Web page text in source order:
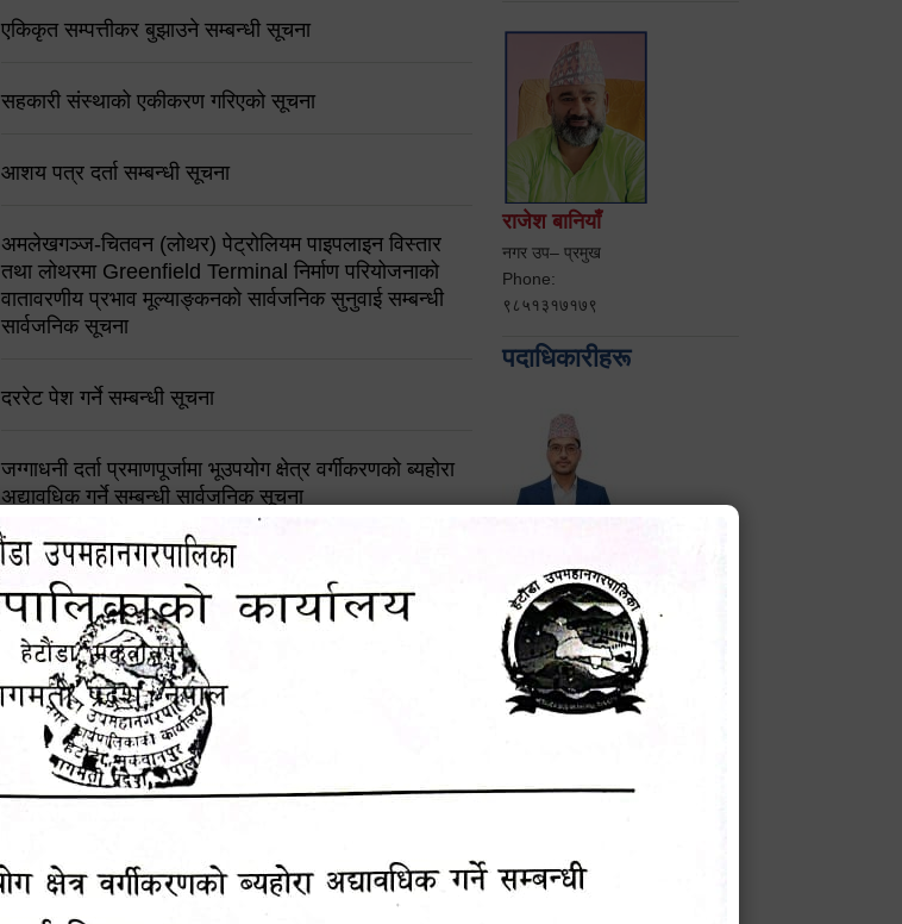
एकिकृत सम्पत्तीकर बुझाउने सम्बन्धी सूचना
सहकारी संस्थाको एकीकरण गरिएको सूचना
आशय पत्र दर्ता सम्बन्धी सूचना
अमलेखगञ्ज-चितवन (लोथर) पेट्रोलियम पाइपलाइन विस्तार
तथा लोथरमा Greenfield Terminal निर्माण परियोजनाको
वातावरणीय प्रभाव मूल्याङ्कनको सार्वजनिक सुनुवाई सम्बन्धी
सार्वजनिक सूचना
दररेट पेश गर्ने सम्बन्धी सूचना
जग्गाधनी दर्ता प्रमाणपूर्जामा भूउपयोग क्षेत्र वर्गीकरणको ब्यहोरा
अद्यावधिक गर्ने सम्बन्धी सार्वजनिक सूचना
आशय पत्र दर्ता सम्बन्धी सूचना
शिक्षक सरुवा सहमतिका लागि दरखास्त आव्हान सम्बन्धी सूचना !
हेटौंडा उपमहानगरपालिकाको सूची दर्ता सम्बन्धी सूचना
चुरियामाई सुरुङको संरक्षण तथा व्यवस्थापनको जिम्मेवारी
पोषाक र परिचयपत्र अनिवार्य लगाउने सम्बन्धमा ।
राजेश बानियाँ
नगर उप– प्रमुख
Phone:
९८५१३१७१७९
पदाधिकारीहरू
प्रमुख प्रशासकीय अधिकृत
Phone: 9855010111
सविन न्यौपाने